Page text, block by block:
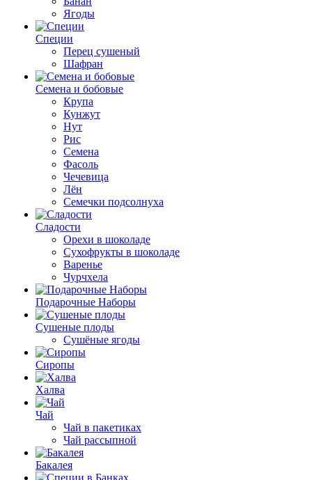
Ягоды
Специи
Перец сушеный
Шафран
Семена и бобовые
Крупа
Кунжут
Нут
Рис
Семена
Фасоль
Чечевица
Лён
Семечки подсолнуха
Сладости
Орехи в шоколаде
Сухофрукты в шоколаде
Варенье
Чурчхела
Подарочные Наборы
Cушеные плоды
Сушёные ягоды
Сиропы
Халва
Чай
Чай в пакетиках
Чай рассыпной
Бакалея